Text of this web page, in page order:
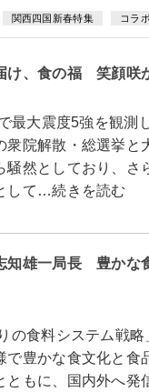
関西四国新春特集 コラ
け、食の福 笑顔咲
大震度5強を観測
院解散・総選挙と
然としており、さ
して…続きを読む
知雄一局長 豊かな
食料システム戦
豊かな食文化と食
もに、国内外へ発